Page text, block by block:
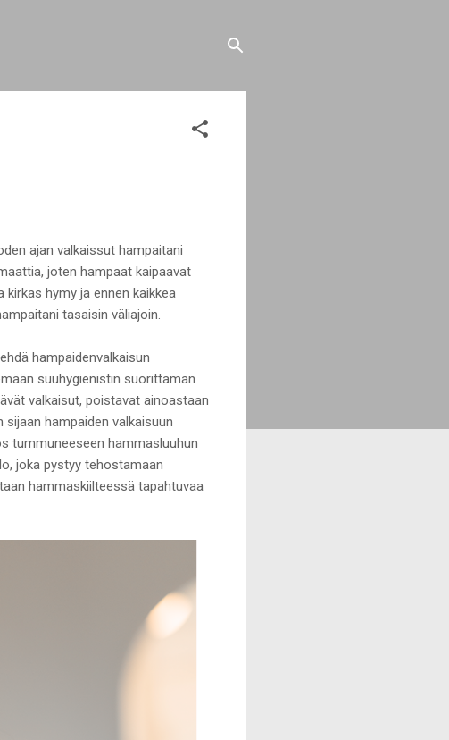
ajan valkaissut hampaitani
joten hampaat kaipaavat
hymy ja ennen kaikkea
tasaisin väliajoin.
hampaidenvalkaisun
suuhygienistin suorittaman
valkaisut, poistavat ainoastaan
hampaiden valkaisuun
tummuneeseen hammasluuhun
joka pystyy tehostamaan
hammaskiilteessä tapahtuvaa